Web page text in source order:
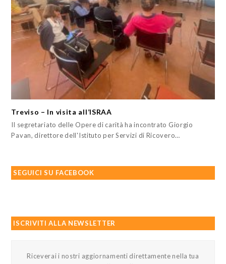
Treviso – In visita all’ISRAA
Il segretariato delle Opere di carità ha incontrato Giorgio
Pavan, direttore dell'Istituto per Servizi di Ricovero…
SEGUICI SU FACEBOOK
ISCRIVITI ALLA NEWSLETTER
Riceverai i nostri aggiornamenti direttamente nella tua